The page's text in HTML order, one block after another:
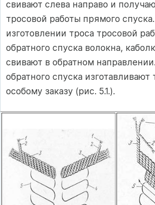
свивают слева направо и
тросовой работы прямого
изготовлении троса тросовой
обратного спуска волокна,
свивают в обратном
обратного спуска изготавливают
особому заказу (рис. 5.1.).